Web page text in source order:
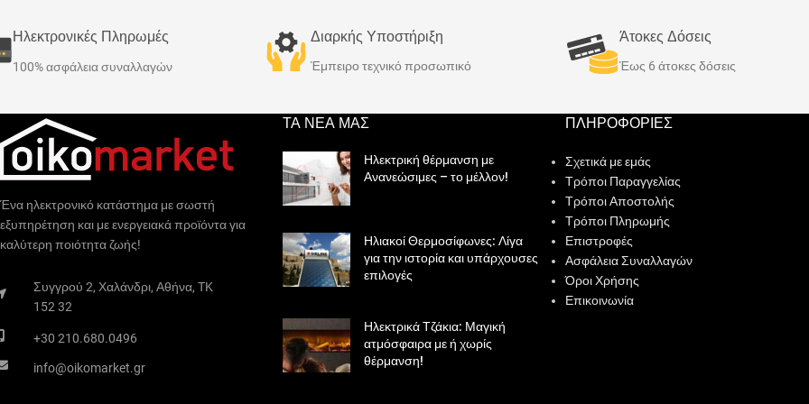
Ελλάδα με τις πιο αυστηρές ποιοτικές
προδιαγραφές.
Ελλάδα με τις πιο αυστηρές ποιοτικές
προδιαγραφές.
Ελλάδα με τις πιο αυστηρές ποιοτικές
προδιαγραφές.
Ηλεκτρονικές Πληρωμές
100% ασφάλεια συναλλαγών
Διαρκής Υποστήριξη
Έμπειρο τεχνικό προσωπικό
Άτοκες Δόσεις
Έως 6 άτοκες δόσεις
Ένα ηλεκτρονικό κατάστημα με σωστή
εξυπηρέτηση και με ενεργειακά προϊόντα για
καλύτερη ποιότητα ζωής!
Συγγρού 2, Χαλάνδρι, Αθήνα, TK
152 32
+30 210.680.0496
info@oikomarket.gr
ΤΑ ΝΕΑ ΜΑΣ
Ηλεκτρική θέρμανση με
Ανανεώσιμες – το μέλλον!
Ηλιακοί Θερμοσίφωνες: Λίγα
για την ιστορία και υπάρχουσες
επιλογές
Ηλεκτρικά Τζάκια: Μαγική
ατμόσφαιρα με ή χωρίς
θέρμανση!
ΠΛΗΡΟΦΟΡΙΕΣ
Σχετικά με εμάς
Τρόποι Παραγγελίας
Τρόποι Αποστολής
Τρόποι Πληρωμής
Επιστροφές
Ασφάλεια Συναλλαγών
Όροι Χρήσης
Επικοινωνία